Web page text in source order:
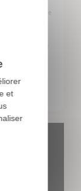
du
de l'UE en matière
de ces
vous
données
pouvez
et